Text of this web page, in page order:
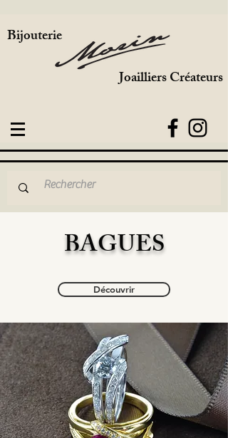
Bijouterie
Joailliers Créateurs
BAGUES
Découvrir